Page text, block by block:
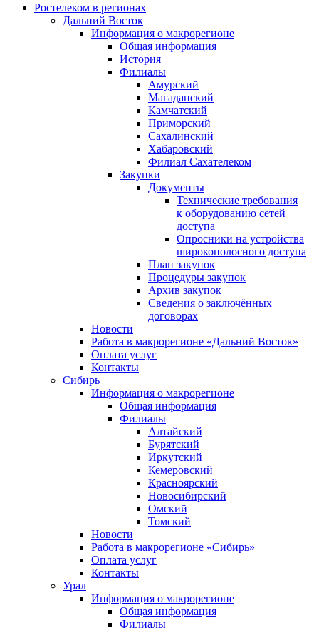
Ростелеком в регионах
Дальний Восток
Информация о макрорегионе
Общая информация
История
Филиалы
Амурский
Магаданский
Камчатский
Приморский
Сахалинский
Хабаровский
Филиал Сахателеком
Закупки
Документы
Технические требования
к оборудованию сетей
доступа
Опросники на устройства
широкополосного доступа
План закупок
Процедуры закупок
Архив закупок
Сведения о заключённых
договорах
Новости
Работа в макрорегионе «Дальний Восток»
Оплата услуг
Контакты
Сибирь
Информация о макрорегионе
Общая информация
Филиалы
Алтайский
Бурятский
Иркутский
Кемеровский
Красноярский
Новосибирский
Омский
Томский
Новости
Работа в макрорегионе «Сибирь»
Оплата услуг
Контакты
Урал
Информация о макрорегионе
Общая информация
Филиалы